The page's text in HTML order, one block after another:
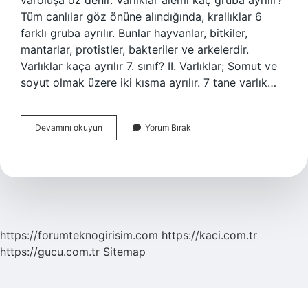
Tüm canlılar göz önüne alındığında, krallıklar 6
farklı gruba ayrılır. Bunlar hayvanlar, bitkiler,
mantarlar, protistler, bakteriler ve arkelerdir.
Varlıklar kaça ayrılır 7. sınıf? II. Varlıklar; Somut ve
soyut olmak üzere iki kısma ayrılır. 7 tane varlık…
Devamını okuyun
Kaç
Yorum Bırak
https://forumteknogirisim.com https://kaci.com.tr
https://gucu.com.tr Sitemap